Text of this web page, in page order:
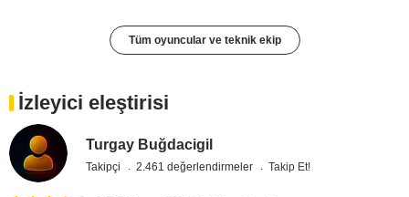
Tüm oyuncular ve teknik ekip
İzleyici eleştirisi
Turgay Buğdacigil
Takipçi 2.461 değerlendirmeler Takip Et!